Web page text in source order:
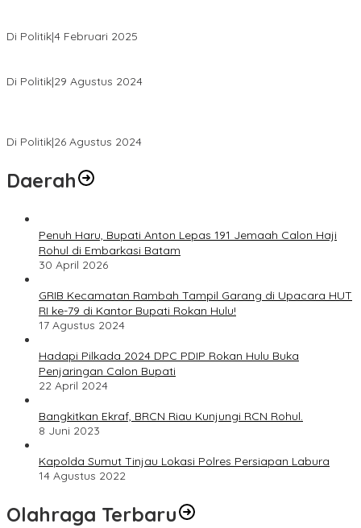
Di Politik|4 Februari 2025
Di Politik|29 Agustus 2024
Di Politik|26 Agustus 2024
Daerah
Penuh Haru, Bupati Anton Lepas 191 Jemaah Calon Haji
Rohul di Embarkasi Batam
30 April 2026
GRIB Kecamatan Rambah Tampil Garang di Upacara HUT
RI ke-79 di Kantor Bupati Rokan Hulu!
17 Agustus 2024
Hadapi Pilkada 2024 DPC PDIP Rokan Hulu Buka
Penjaringan Calon Bupati
22 April 2024
Bangkitkan Ekraf, BRCN Riau Kunjungi RCN Rohul.
8 Juni 2023
Kapolda Sumut Tinjau Lokasi Polres Persiapan Labura
14 Agustus 2022
Olahraga Terbaru